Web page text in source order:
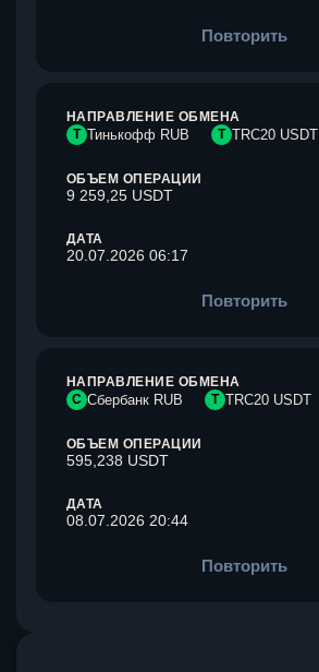
Повторить
НАПРАВЛЕНИЕ ОБМЕНА
Т Тинькофф RUB T TRC20 USDT
ОБЪЕМ ОПЕРАЦИИ
9 259,25 USDT
ДАТА
20.07.2026 06:17
Повторить
НАПРАВЛЕНИЕ ОБМЕНА
С Сбербанк RUB T TRC20 USDT
ОБЪЕМ ОПЕРАЦИИ
595,238 USDT
ДАТА
08.07.2026 20:44
Повторить